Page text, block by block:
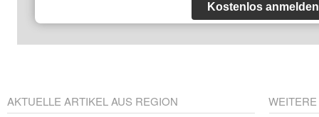
Kostenlos anmelden
AKTUELLE ARTIKEL AUS REGION